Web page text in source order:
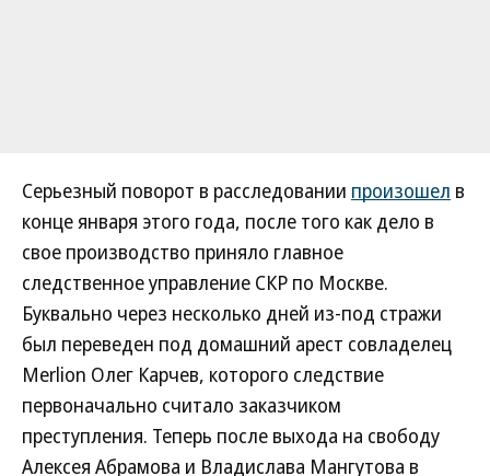
Серьезный поворот в расследовании произошел в
конце января этого года, после того как дело в
свое производство приняло главное
следственное управление СКР по Москве.
Буквально через несколько дней из-под стражи
был переведен под домашний арест совладелец
Merlion Олег Карчев, которого следствие
первоначально считало заказчиком
преступления. Теперь после выхода на свободу
Алексея Абрамова и Владислава Мангутова в